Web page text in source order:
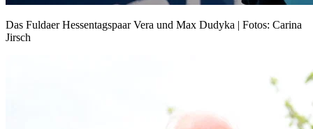
Das Fuldaer Hessentagspaar Vera und Max Dudyka | Fotos: Carina
Jirsch